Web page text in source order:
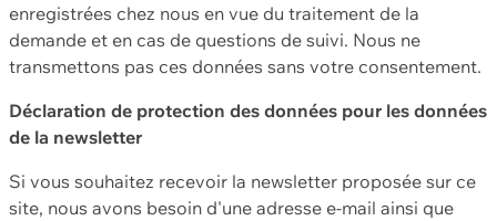
enregistrées chez nous en vue du traitement de la
demande et en cas de questions de suivi. Nous ne
transmettons pas ces données sans votre consentement.
Déclaration de protection des données pour les données
de la newsletter
Si vous souhaitez recevoir la newsletter proposée sur ce
site, nous avons besoin d'une adresse e-mail ainsi que